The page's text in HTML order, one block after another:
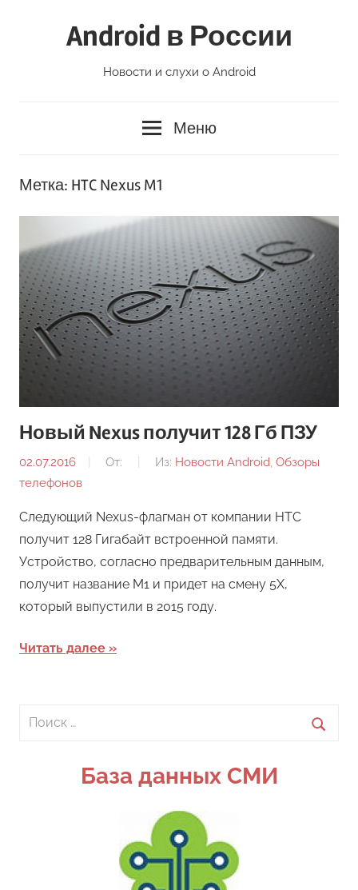
Android в России
Новости и слухи о Android
Меню
Метка: HTC Nexus M1
Новый Nexus получит 128 Гб ПЗУ
02.07.2016 От: Из: Новости Android, Обзоры
телефонов
Следующий Nexus-флагман от компании HTC
получит 128 Гигабайт встроенной памяти.
Устройство, согласно предварительным данным,
получит название M1 и придет на смену 5X,
который выпустили в 2015 году.
Читать далее
Поиск
База данных СМИ